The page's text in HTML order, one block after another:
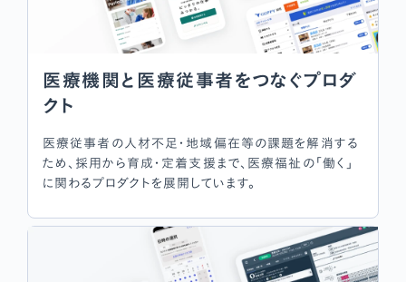
医療機関と医療従事者をつなぐプロダ
クト
医療従事者の人材不足・地域偏在等の課題を解消する
ため、採用から育成・定着支援まで、医療福祉の「働く」
に関わるプロダクトを展開しています。